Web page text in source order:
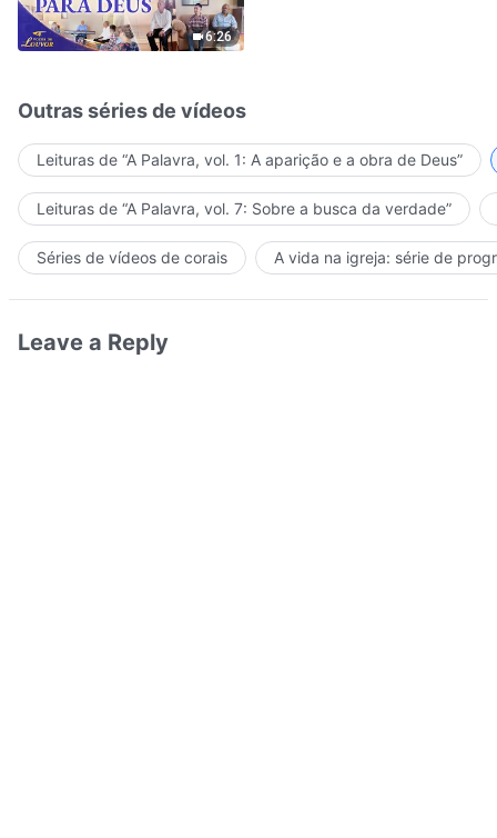
6:26
Outras séries de vídeos
Leituras de “A Palavra, vol. 1: A aparição e a obra de Deus”
Leituras de “A Palavra, vol. 7: Sobre a busca da verdade”
Séries de vídeos de corais A vida na igreja: série de
Leave a Reply